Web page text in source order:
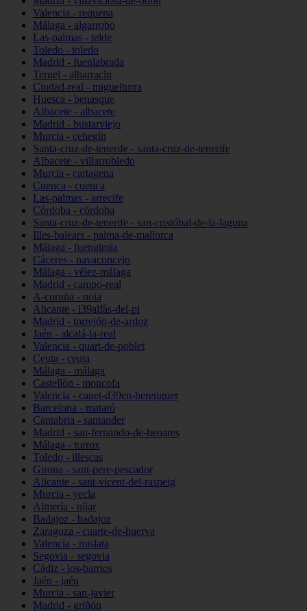
Valencia - requena
Málaga - algarrobo
Las-palmas - telde
Toledo - toledo
Madrid - fuenlabrada
Teruel - albarracín
Ciudad-real - miguelturra
Huesca - benasque
Albacete - albacete
Madrid - bustarviejo
Murcia - cehegín
Santa-cruz-de-tenerife - santa-cruz-de-tenerife
Albacete - villarrobledo
Murcia - cartagena
Cuenca - cuenca
Las-palmas - arrecife
Córdoba - córdoba
Santa-cruz-de-tenerife - san-cristóbal-de-la-laguna
Illes-balears - palma-de-mallorca
Málaga - fuengirola
Cáceres - navaconcejo
Málaga - vélez-málaga
Madrid - campo-real
A-coruña - noia
Alicante - l39alfàs-del-pi
Madrid - torrejón-de-ardoz
Jaén - alcalá-la-real
Valencia - quart-de-poblet
Ceuta - ceuta
Málaga - málaga
Castellón - moncofa
Valencia - canet-d39en-berenguer
Barcelona - mataró
Cantabria - santander
Madrid - san-fernando-de-henares
Málaga - torrox
Toledo - illescas
Girona - sant-pere-pescador
Alicante - sant-vicent-del-raspeig
Murcia - yecla
Almería - níjar
Badajoz - badajoz
Zaragoza - cuarte-de-huerva
Valencia - mislata
Segovia - segovia
Cádiz - los-barrios
Jaén - jaén
Murcia - san-javier
Madrid - griñón